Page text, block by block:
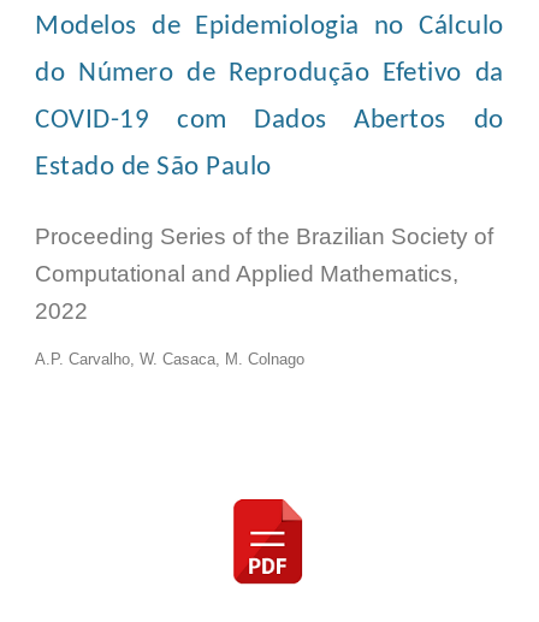
Modelos de Epidemiologia no Cálculo
do Número de Reprodução Efetivo da
COVID-19 com Dados Abertos do
Estado de São Paulo
Proceeding Series of the Brazilian Society of
Computational and Applied Mathematics,
2022
A.P. Carvalho, W. Casaca, M . Colnago